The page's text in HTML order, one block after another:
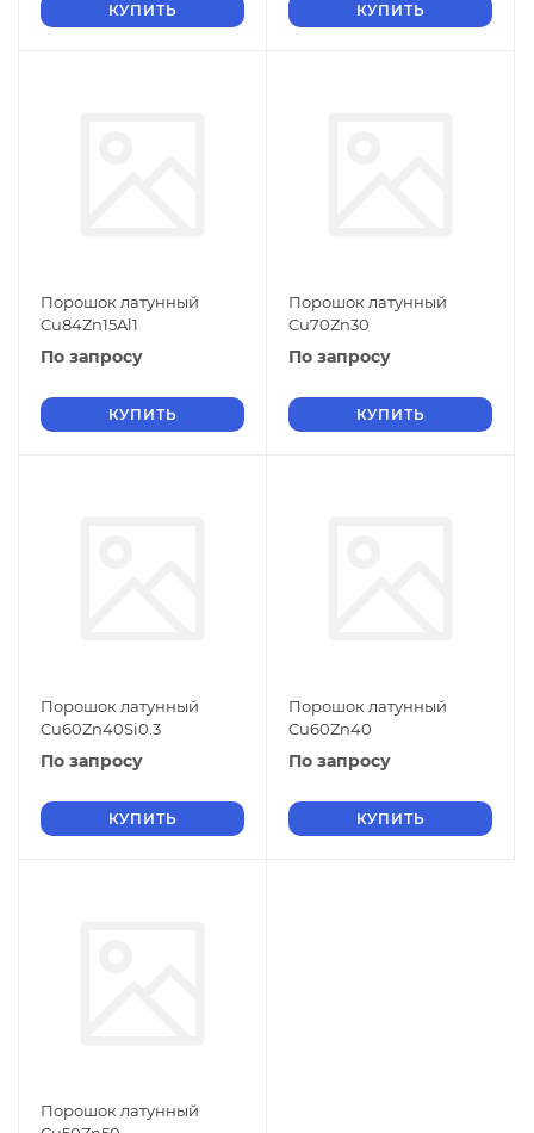
КУПИТЬ КУПИТЬ
Порошок латунный
Cu84Zn15Al1
По запросу
КУПИТЬ
Порошок латунный
Cu70Zn30
По запросу
КУПИТЬ
Порошок латунный
Cu60Zn40Si0.3
По запросу
КУПИТЬ
Порошок латунный
Cu60Zn40
По запросу
КУПИТЬ
Порошок латунный